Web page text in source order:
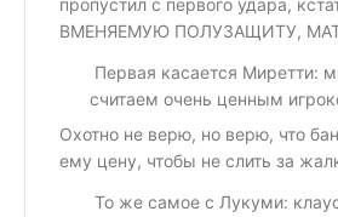
пропустил с первого удара,
ВМЕНЯЕМУЮ ПОЛУЗАЩИТУ,
Первая касается Миретти:
считаем очень ценным
Охотно не верю, но верю, что
ему цену, чтобы не слить за
То же самое с Лукуми: